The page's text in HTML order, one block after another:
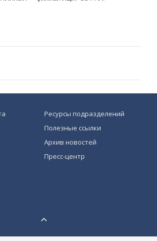
Ресурсы подразделений
Полезные ссылки
Архив новостей
Пресс-центр